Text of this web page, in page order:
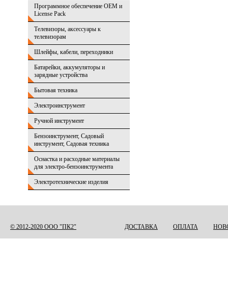
Программное обеспечение OEM и
License Pack
Телевизоры, аксессуары к
телевизорам
Шлейфы, кабели, переходники
Батарейки, аккумуляторы и
зарядные устройства
Бытовая техника
Электроинструмент
Ручной инструмент
Бензоинструмент, Садовый
инструмент, Садовая техника
Оснастка и расходные материалы
для электро-бензоинструмента
Электротехнические изделия
© 2012-2020 ООО "ПК2" ДОСТАВКА ОПЛАТА